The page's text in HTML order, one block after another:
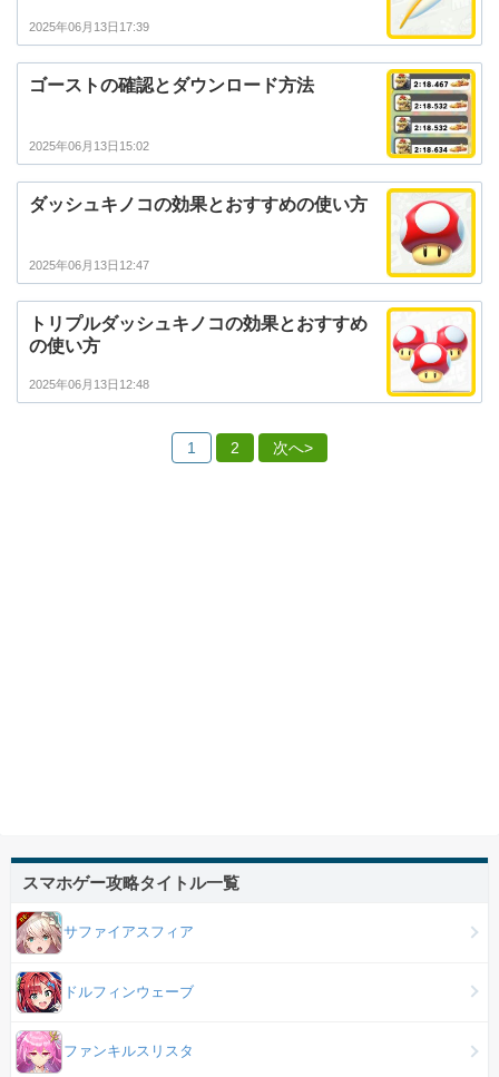
2025年06月13日17:39
ゴーストの確認とダウンロード方法
2025年06月13日15:02
ダッシュキノコの効果とおすすめの使い方
2025年06月13日12:47
トリプルダッシュキノコの効果とおすすめ
の使い方
2025年06月13日12:48
1 2 次へ>
スマホゲー攻略タイトル一覧
サファイアスフィア
ドルフィンウェーブ
ファンキルスリスタ